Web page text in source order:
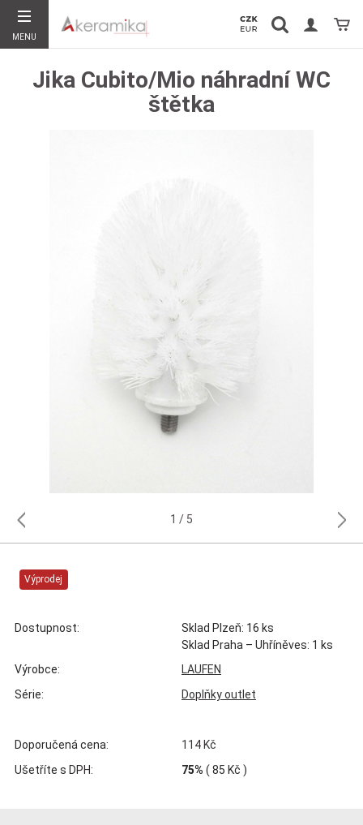
MENU
Vyhledávání Košík
Jika Cubito/Mio náhradní WC
štětka
1 5
Výprodej
Dostupnost:
Sklad Plzeň: 16 ks
Sklad Praha – Uhříněves: 1 ks
Výrobce:
LAUFEN
Série:
Doplňky outlet
Doporučená cena:
114 Kč
Ušetříte s DPH:
75% ( 85 Kč )